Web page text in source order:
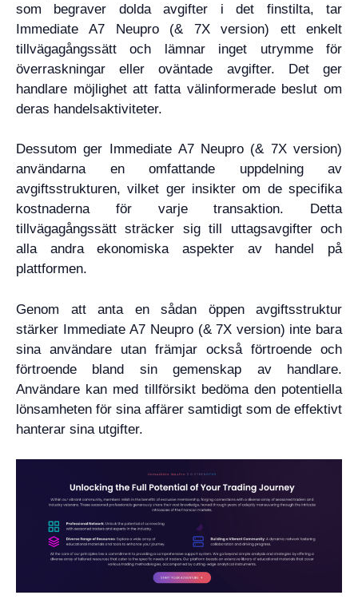
som begraver dolda avgifter i det finstilta, tar
Immediate A7 Neupro (& 7X version) ett enkelt
tillvägagångssätt och lämnar inget utrymme för
överraskningar eller oväntade avgifter. Det ger
handlare möjlighet att fatta välinformerade beslut om
deras handelsaktiviteter.
Dessutom ger Immediate A7 Neupro (& 7X version)
användarna en omfattande uppdelning av
avgiftsstrukturen, vilket ger insikter om de specifika
kostnaderna för varje transaktion. Detta
tillvägagångssätt sträcker sig till uttagsavgifter och
alla andra ekonomiska aspekter av handel på
plattformen.
Genom att anta en sådan öppen avgiftsstruktur
stärker Immediate A7 Neupro (& 7X version) inte bara
sina användare utan främjar också förtroende och
förtroende bland sin gemenskap av handlare.
Användare kan med tillförsikt bedöma den potentiella
lönsamheten för sina affärer samtidigt som de effektivt
hanterar sina utgifter.